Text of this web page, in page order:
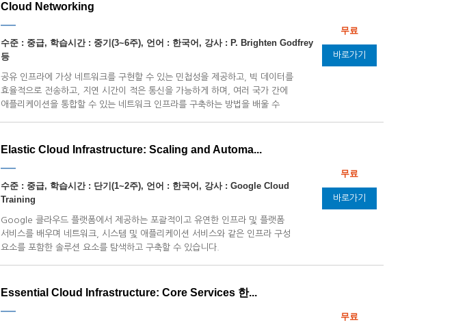
Cloud Networking
수준 : 중급, 학습시간 : 중기(3~6주), 언어 : 한국어, 강사 : P. Brighten Godfrey
등
공유 인프라에 가상 네트워크를 구현할 수 있는 민첩성을 제공하고, 빅 데이터를
효율적으로 전송하고, 지연 시간이 적은 통신을 가능하게 하며, 여러 국가 간에
애플리케이션을 통합할 수 있는 네트워크 인프라를 구축하는 방법을 배울 수
무료
바로가기
Elastic Cloud Infrastructure: Scaling and Automa...
수준 : 중급, 학습시간 : 단기(1~2주), 언어 : 한국어, 강사 : Google Cloud
Training
Google 클라우드 플랫폼에서 제공하는 포괄적이고 유연한 인프라 및 플랫폼
서비스를 배우며 네트워크, 시스템 및 애플리케이션 서비스와 같은 인프라 구성
요소를 포함한 솔루션 요소를 탐색하고 구축할 수 있습니다.
무료
바로가기
Essential Cloud Infrastructure: Core Services 한...
무료